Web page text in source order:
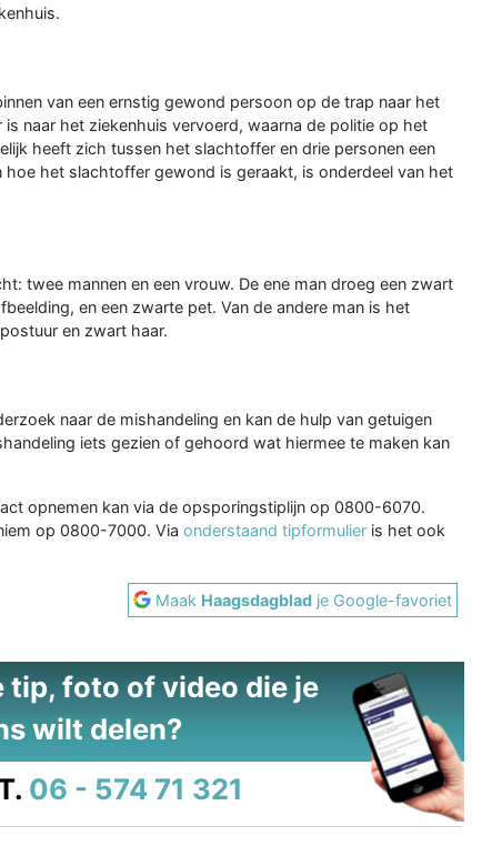
van een ernstig gewond persoon op de trap naar het
naar het ziekenhuis vervoerd, waarna de politie op het
heeft zich tussen het slachtoffer en drie personen een
het slachtoffer gewond is geraakt, is onderdeel van het
twee mannen en een vrouw. De ene man droeg een zwart
en een zwarte pet. Van de andere man is het
en zwart haar.
naar de mishandeling en kan de hulp van getuigen
iets gezien of gehoord wat hiermee te maken kan
opnemen kan via de opsporingstiplijn op 0800-6070.
op 0800-7000. Via onderstaand tipformulier is het ook
Maak Haagsdagblad je Google-favoriet
tip, foto of video die je
wilt delen?
06 - 574 71 321